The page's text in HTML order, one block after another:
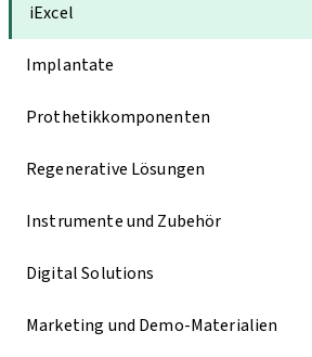
iExcel
Implantate
Prothetikkomponenten
Regenerative Lösungen
Instrumente und Zubehör
Digital Solutions
Marketing und Demo-Materialien